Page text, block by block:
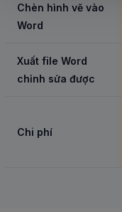
Chèn hình vẽ vào
Word
Xuất file Word
chỉnh sửa được
Chi phí